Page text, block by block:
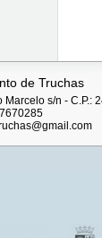
de Truchas
Marcelo s/n - C.P.: